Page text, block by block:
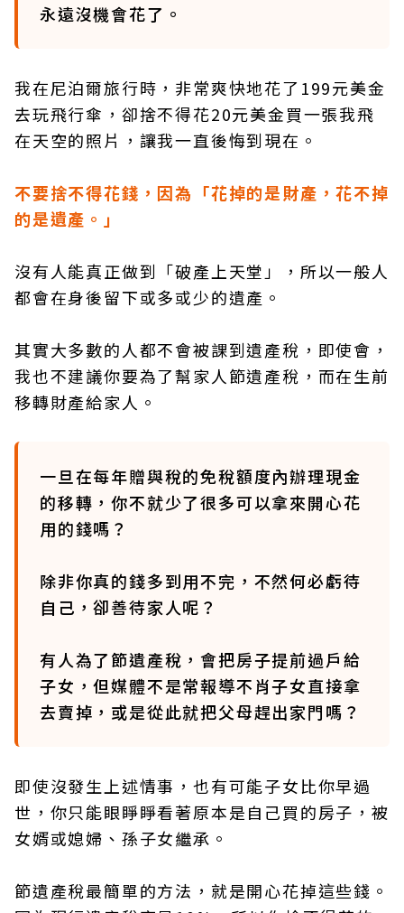
永遠沒機會花了。
我在尼泊爾旅行時，非常爽快地花了199元美金
去玩飛行傘，卻捨不得花20元美金買一張我飛
在天空的照片，讓我一直後悔到現在。
不要捨不得花錢，因為「花掉的是財產，花不掉
的是遺產。」
沒有人能真正做到「破產上天堂」，所以一般人
都會在身後留下或多或少的遺產。
其實大多數的人都不會被課到遺產稅，即使會，
我也不建議你要為了幫家人節遺產稅，而在生前
移轉財產給家人。
一旦在每年贈與稅的免稅額度內辦理現金
的移轉，你不就少了很多可以拿來開心花
用的錢嗎？
除非你真的錢多到用不完，不然何必虧待
自己，卻善待家人呢？
有人為了節遺產稅，會把房子提前過戶給
子女，但媒體不是常報導不肖子女直接拿
去賣掉，或是從此就把父母趕出家門嗎？
即使沒發生上述情事，也有可能子女比你早過
世，你只能眼睜睜看著原本是自己買的房子，被
女婿或媳婦、孫子女繼承。
節遺產稅最簡單的方法，就是開心花掉這些錢。